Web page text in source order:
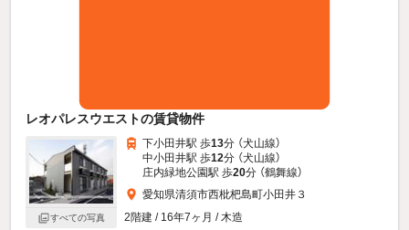
レオパレスウエストの賃貸物件
すべての写真
下小田井駅 歩13分 （犬山線）
中小田井駅 歩12分 （犬山線）
庄内緑地公園駅 歩20分 （鶴舞線）
愛知県清須市西枇杷島町小田井３
2階建 / 16年7ヶ月 / 木造